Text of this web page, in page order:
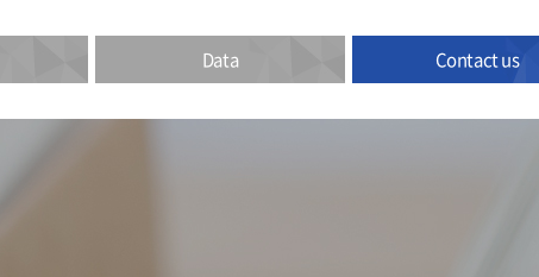
Data Contact us